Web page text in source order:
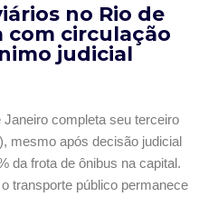
no Rio de
circulação
judicial
completa seu terceiro
mesmo após decisão judicial
da frota de ônibus na capital.
transporte público permanece